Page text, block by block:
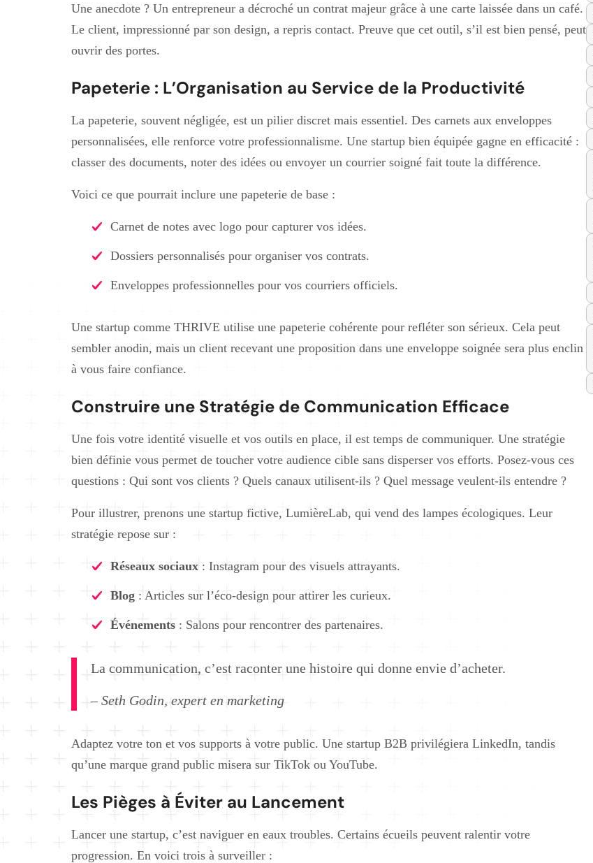
Une anecdote ? Un entrepreneur a décroché un contrat majeur grâce à une carte laissée dans un café.
Le client, impressionné par son design, a repris contact. Preuve que cet outil, s’il est bien pensé, peut
ouvrir des portes.
Papeterie : L’Organisation au Service de la Productivité
La papeterie, souvent négligée, est un pilier discret mais essentiel. Des carnets aux enveloppes
personnalisées, elle renforce votre professionnalisme. Une startup bien équipée gagne en efficacité :
classer des documents, noter des idées ou envoyer un courrier soigné fait toute la différence.
Voici ce que pourrait inclure une papeterie de base :
Carnet de notes avec logo pour capturer vos idées.
Dossiers personnalisés pour organiser vos contrats.
Enveloppes professionnelles pour vos courriers officiels.
Une startup comme THRIVE utilise une papeterie cohérente pour refléter son sérieux. Cela peut
sembler anodin, mais un client recevant une proposition dans une enveloppe soignée sera plus enclin
à vous faire confiance.
Construire une Stratégie de Communication Efficace
Une fois votre identité visuelle et vos outils en place, il est temps de communiquer. Une stratégie
bien définie vous permet de toucher votre audience cible sans disperser vos efforts. Posez-vous ces
questions : Qui sont vos clients ? Quels canaux utilisent-ils ? Quel message veulent-ils entendre ?
Pour illustrer, prenons une startup fictive, LumièreLab, qui vend des lampes écologiques. Leur
stratégie repose sur :
Réseaux sociaux : Instagram pour des visuels attrayants.
Blog : Articles sur l’éco-design pour attirer les curieux.
Événements : Salons pour rencontrer des partenaires.
La communication, c’est raconter une histoire qui donne envie d’acheter.
– Seth Godin, expert en marketing
Adaptez votre ton et vos supports à votre public. Une startup B2B privilégiera LinkedIn, tandis
qu’une marque grand public misera sur TikTok ou YouTube.
Les Pièges à Éviter au Lancement
Lancer une startup, c’est naviguer en eaux troubles. Certains écueils peuvent ralentir votre
progression. En voici trois à surveiller :